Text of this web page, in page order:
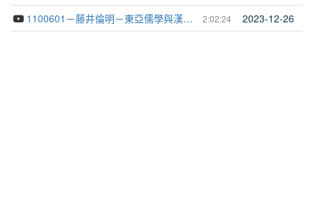
2:02:24
1100601－藤井倫明－東亞儒學與漢文學───日本近世的宋明理學研究 2023-12-26